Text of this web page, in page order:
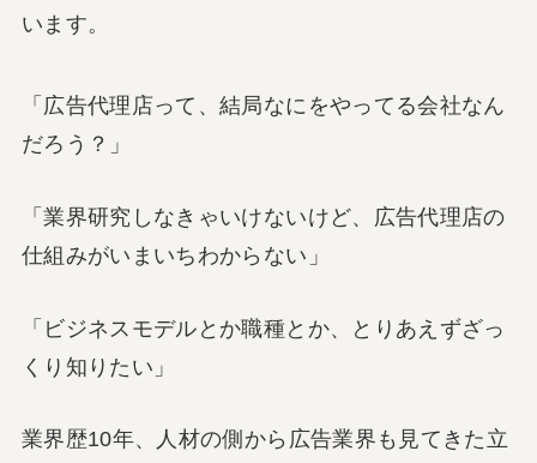
います。
「広告代理店って、結局なにをやってる会社なん
だろう？」
「業界研究しなきゃいけないけど、広告代理店の
仕組みがいまいちわからない」
「ビジネスモデルとか職種とか、とりあえずざっ
くり知りたい」
業界歴10年、人材の側から広告業界も見てきた立